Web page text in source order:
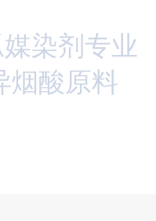
媒染剂专业
烟酸原料